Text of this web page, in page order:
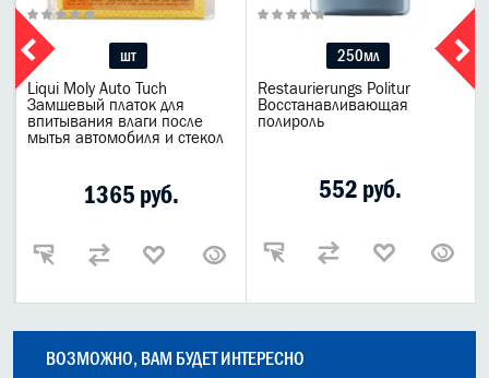
шт
Liqui Moly Auto Tuch
Замшевый платок для
впитывания влаги после
мытья автомобиля и стекол
1365 руб.
250мл
Restaurierungs Politur
Восстанавливающая
полироль
552 руб.
ВОЗМОЖНО, ВАМ БУДЕТ ИНТЕРЕСНО